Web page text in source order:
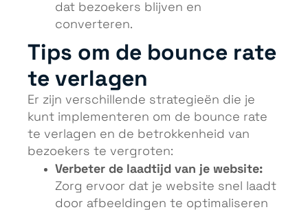
dat bezoekers blijven en
converteren.
Tips om de bounce rate
te verlagen
Er zijn verschillende strategieën die je
kunt implementeren om de bounce rate
te verlagen en de betrokkenheid van
bezoekers te vergroten:
Verbeter de laadtijd van je website:
Zorg ervoor dat je website snel laadt
door afbeeldingen te optimaliseren